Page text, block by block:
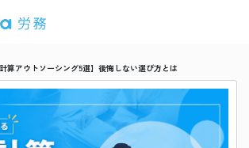
算アウトソーシング5選】後悔しない選び方とは